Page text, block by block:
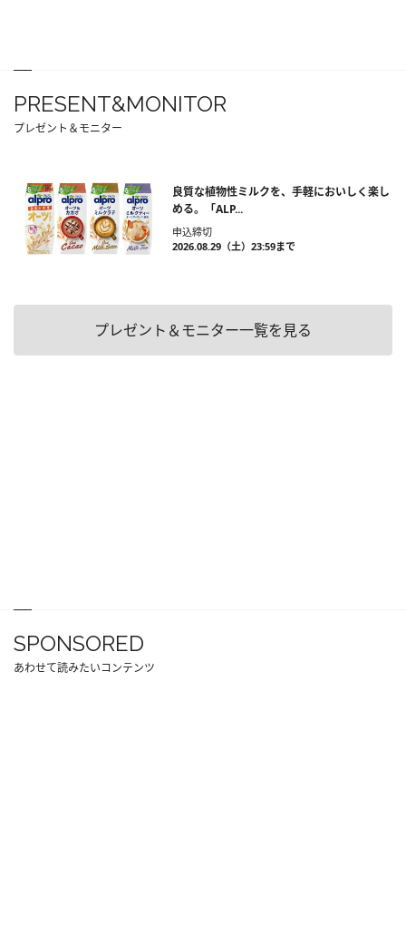
PRESENT&MONITOR
プレゼント＆モニター
良質な植物性ミルクを、手軽においしく楽し
める。「ALP...
申込締切
2026.08.29（土）23:59まで
プレゼント＆モニター一覧を見る
SPONSORED
あわせて読みたいコンテンツ